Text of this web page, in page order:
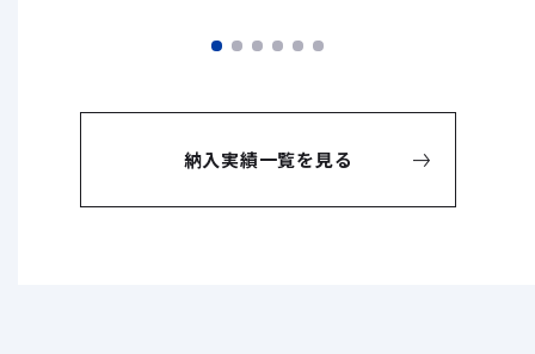
納入実績一覧を見る